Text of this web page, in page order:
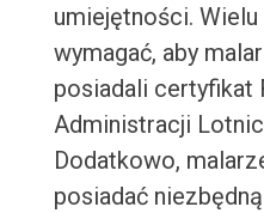
umiejętności.
wymagać, aby
posiadali certyfikat
Administracji
Dodatkowo,
posiadać